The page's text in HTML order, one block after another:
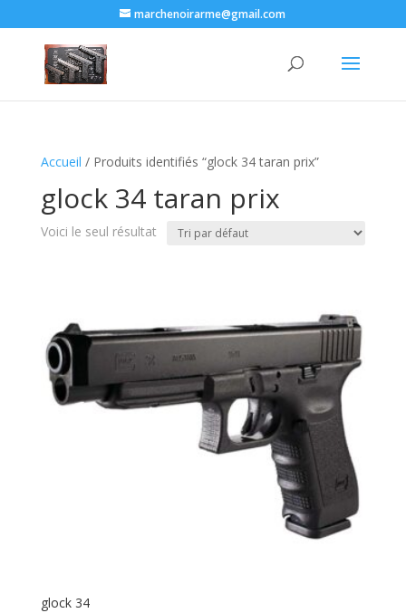
marchenoirarme@gmail.com
Accueil / Produits identifiés “glock 34 taran prix​”
glock 34 taran prix​
Voici le seul résultat
glock 34